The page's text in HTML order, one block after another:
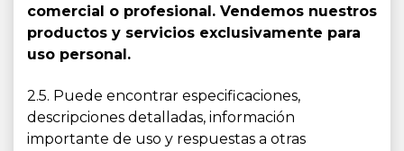
comercial o profesional. Vendemos nuestros
productos y servicios exclusivamente para
uso personal.
2.5. Puede encontrar especificaciones,
descripciones detalladas, información
importante de uso y respuestas a otras